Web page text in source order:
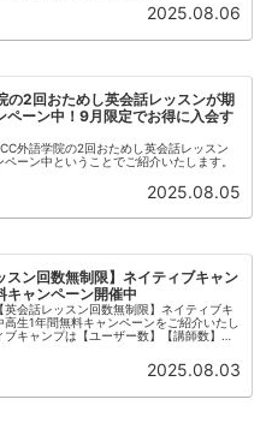
2025.08.06
の2回おためし英会話レッスンが期
ペーン中！9月限定でお得に入会す
外語学院の2回おためし英会話レッスン
ーン中ということでご紹介いたします。
2025.08.05
スン回数無制限】ネイティブキャン
キャンペーン開催中
英会話レッスン回数無制限】ネイティブキ
生1年間無料キャンペーンをご紹介いたし
ブキャンプは【ユーザー数】【講師数】
セラーによる無料サポート回数】の7項目
No.1のオンライン英会話サービスです。
2025.08.03